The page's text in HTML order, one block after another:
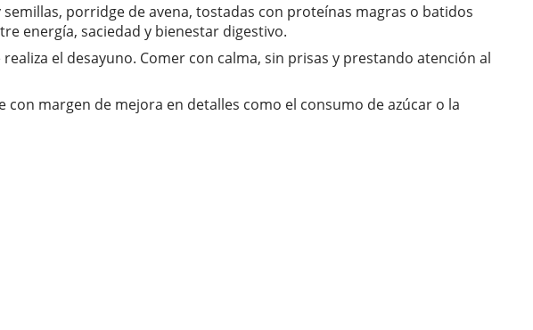
porridge de avena, tostadas con proteínas magras o batidos
energía, saciedad y bienestar digestivo.
el desayuno. Comer con calma, sin prisas y prestando atención al
margen de mejora en detalles como el consumo de azúcar o la